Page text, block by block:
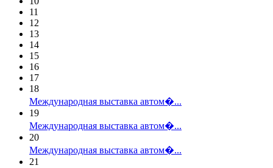
11
12
13
14
15
16
17
18
Международная выставка автом�...
19
Международная выставка автом�...
20
Международная выставка автом�...
21